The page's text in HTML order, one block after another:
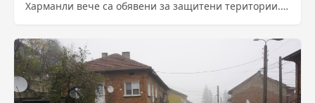
Харманли вече са обявени за защитени територии.